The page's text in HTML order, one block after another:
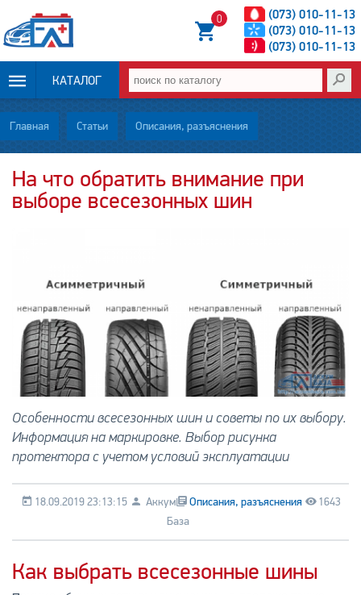
(073) 010-11-13
(073) 010-11-13
(073) 010-11-13
0
КАТАЛОГ
ОПЛАТА И
ДОСТАВКА
НОВОСТИ
КОНТАКТЫ
Главная Статьи Описания, разъяснения
На что обратить внимание при
выборе всесезонных шин
Особенности всесезонных шин и советы по их выбору.
Информация на маркировке. Выбор рисунка
протектора с учетом условий эксплуатации
Описания, разъяснения 1643
18.09.2019 23:13:15
Аккум
База
Как выбрать всесезонные шины